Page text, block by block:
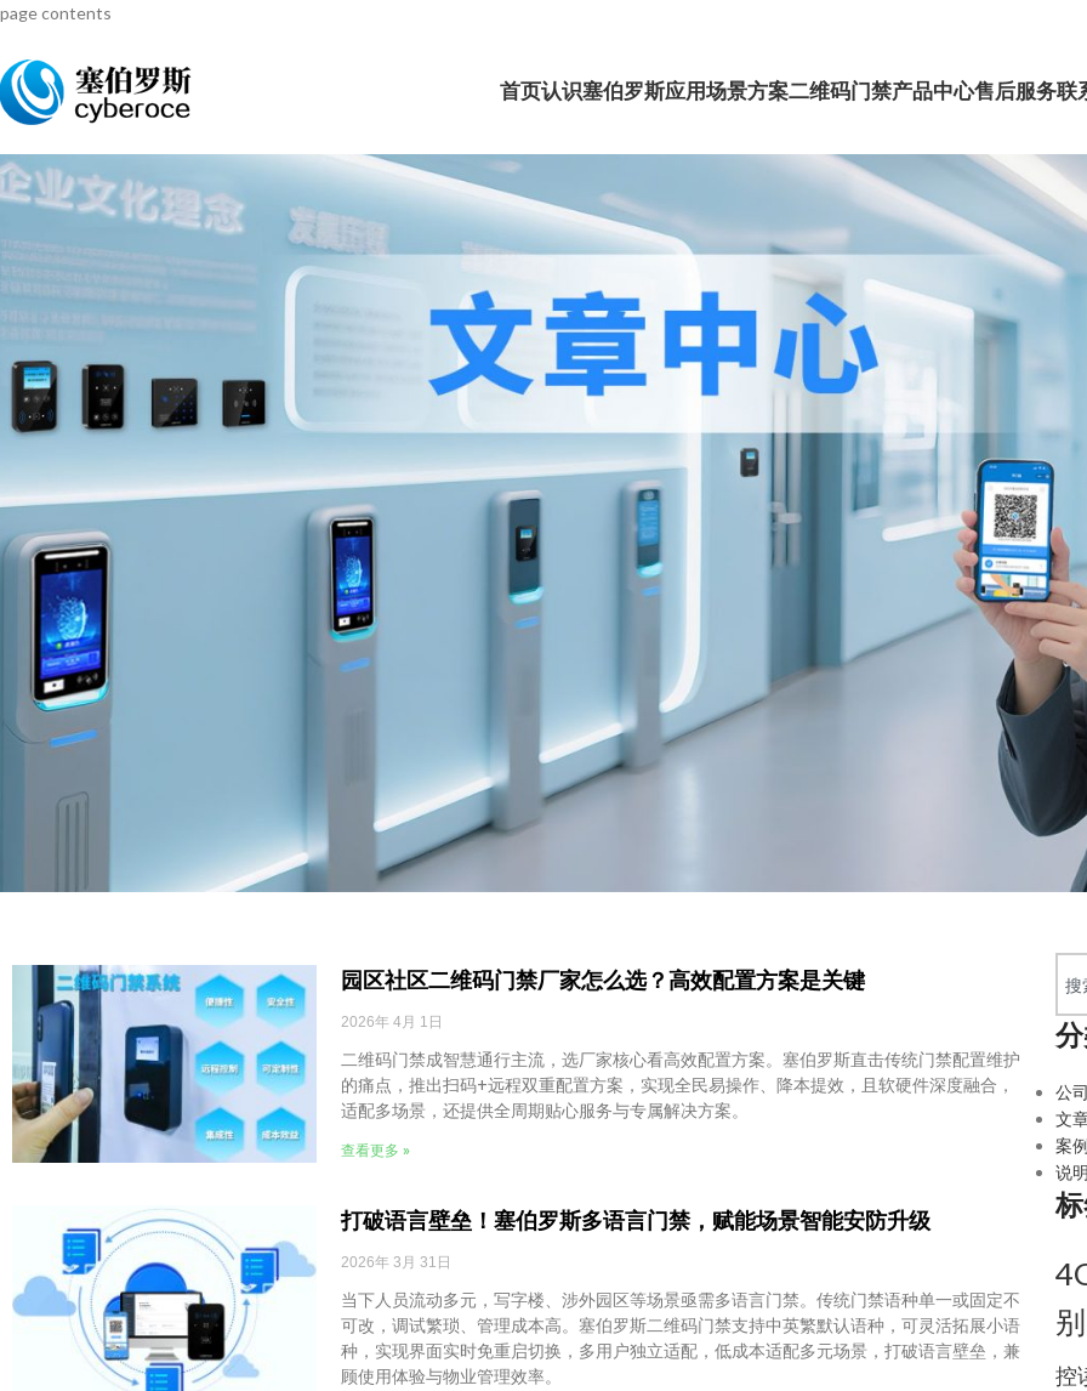
page contents
首页认识塞伯罗斯应用场景方案二维码门禁产品中心售后服务联
园区社区二维码门禁厂家怎么选？高效配置方案是关键
2026年 4月 1日
二维码门禁成智慧通行主流，选厂家核心看高效配置方案。塞伯罗斯直击传统门禁配置维护
的痛点，推出扫码+远程双重配置方案，实现全民易操作、降本提效，且软硬件深度融合，
适配多场景，还提供全周期贴心服务与专属解决方案。
查看更多 »
打破语言壁垒！塞伯罗斯多语言门禁，赋能场景智能安防升级
2026年 3月 31日
当下人员流动多元，写字楼、涉外园区等场景亟需多语言门禁。传统门禁语种单一或固定不
可改，调试繁琐、管理成本高。塞伯罗斯二维码门禁支持中英繁默认语种，可灵活拓展小语
种，实现界面实时免重启切换，多用户独立适配，低成本适配多元场景，打破语言壁垒，兼
顾使用体验与物业管理效率。
公
文
案
说
控